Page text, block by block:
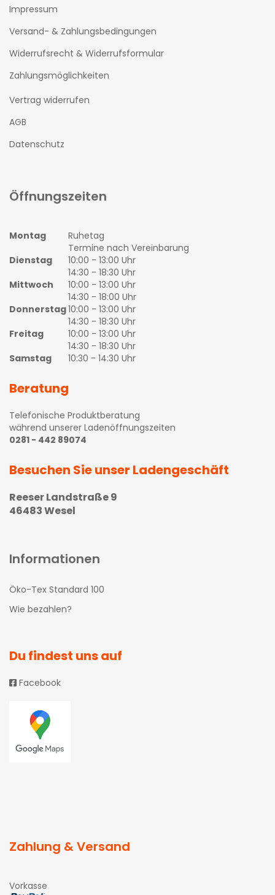
Impressum
Versand- & Zahlungsbedingungen
Widerrufsrecht & Widerrufsformular
Zahlungsmöglichkeiten
Vertrag widerrufen
AGB
Datenschutz
Öffnungszeiten
Montag
Ruhetag
Termine nach Vereinbarung
Dienstag
10:00 - 13:00 Uhr
14:30 - 18:30 Uhr
Mittwoch
10:00 - 13:00 Uhr
14:30 - 18:00 Uhr
Donnerstag10:00 - 13:00 Uhr
14:30 - 18:30 Uhr
Freitag
10:00 - 13:00 Uhr
14:30 - 18:30 Uhr
Samstag
10:30 - 14:30 Uhr
Beratung
Telefonische Produktberatung
während unserer Ladenöffnungszeiten
0281 - 442 89074
Besuchen Sie unser Ladengeschäft
Reeser Landstraße 9
46483 Wesel
Informationen
Öko-Tex Standard 100
Wie bezahlen?
Du findest uns auf
Facebook
Zahlung & Versand
Vorkasse